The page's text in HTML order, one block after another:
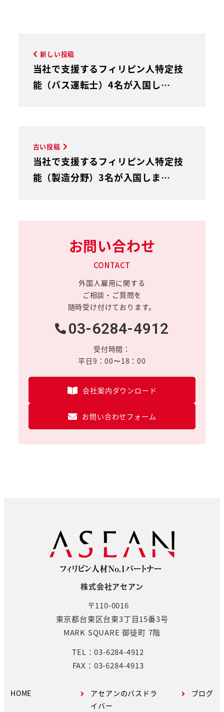
古い投稿
当社で支援するフィリピン人特定技
能（製造分野）3名が入国しま…
新しい投稿
当社で支援するフィリピン人特定技
能（バス運転士）4名が入国し…
お問い合わせ
CONTACT
外国人雇用に関する
ご相談・ご質問を
随時受け付けております。
03-6284-4912
受付時間：
平日9：00〜18：00
会社案内ダウンロード
お問い合わせフォーム
株式会社アセアン
〒110-0016
東京都台東区台東3丁目15番3号
MARK SQUARE 御徒町 7階
TEL：03-6284-4912
FAX：03-6284-4913
HOME
アセアンのバスドラ
イバー
ブログ